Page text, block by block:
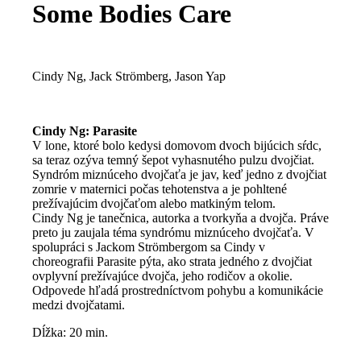
Some Bodies Care
Cindy Ng, Jack Strömberg, Jason Yap
Cindy Ng: Parasite
V lone, ktoré bolo kedysi domovom dvoch bijúcich sŕdc,
sa teraz ozýva temný šepot vyhasnutého pulzu dvojčiat.
Syndróm miznúceho dvojčaťa je jav, keď jedno z dvojčiat
zomrie v maternici počas tehotenstva a je pohltené
prežívajúcim dvojčaťom alebo matkiným telom.
Cindy Ng je tanečnica, autorka a tvorkyňa a dvojča. Práve
preto ju zaujala téma syndrómu miznúceho dvojčaťa. V
spolupráci s Jackom Strömbergom sa Cindy v
choreografii Parasite pýta, ako strata jedného z dvojčiat
ovplyvní prežívajúce dvojča, jeho rodičov a okolie.
Odpovede hľadá prostredníctvom pohybu a komunikácie
medzi dvojčatami.​
Dĺžka: 20 min.